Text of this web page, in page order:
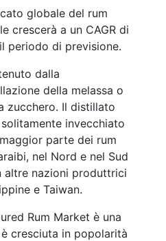
globale del rum
crescerà a un CAGR di
periodo di previsione.
dalla
della melassa o
zucchero. Il distillato
invecchiato
parte dei rum
nel Nord e nel Sud
altre nazioni produttrici
e Taiwan.
Rum Market è una
cresciuta in popolarità